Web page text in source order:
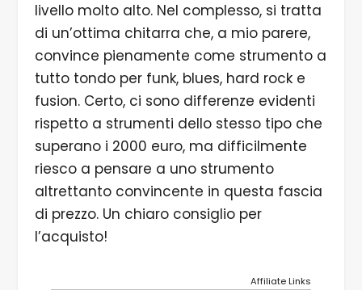
livello molto alto. Nel complesso, si tratta
di un’ottima chitarra che, a mio parere,
convince pienamente come strumento a
tutto tondo per funk, blues, hard rock e
fusion. Certo, ci sono differenze evidenti
rispetto a strumenti dello stesso tipo che
superano i 2000 euro, ma difficilmente
riesco a pensare a uno strumento
altrettanto convincente in questa fascia
di prezzo. Un chiaro consiglio per
l’acquisto!
Affiliate Links